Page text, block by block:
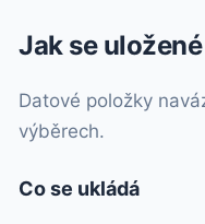
Jak se
Datové položky
výběrech.
Co se ukládá